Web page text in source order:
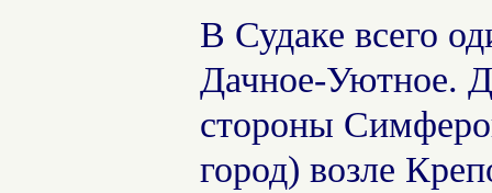
В Судаке всего
Дачное-Уютное.
стороны
город) возле